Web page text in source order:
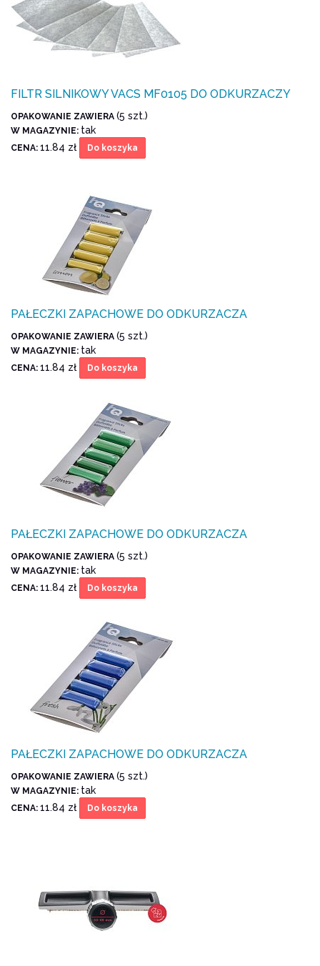
FILTR SILNIKOWY VACS MF0105 DO ODKURZACZY
OPAKOWANIE ZAWIERA (5 szt.)
W MAGAZYNIE: tak
CENA: 11.84 zł Do koszyka
PAŁECZKI ZAPACHOWE DO ODKURZACZA
OPAKOWANIE ZAWIERA (5 szt.)
W MAGAZYNIE: tak
CENA: 11.84 zł Do koszyka
PAŁECZKI ZAPACHOWE DO ODKURZACZA
OPAKOWANIE ZAWIERA (5 szt.)
W MAGAZYNIE: tak
CENA: 11.84 zł Do koszyka
PAŁECZKI ZAPACHOWE DO ODKURZACZA
OPAKOWANIE ZAWIERA (5 szt.)
W MAGAZYNIE: tak
CENA: 11.84 zł Do koszyka